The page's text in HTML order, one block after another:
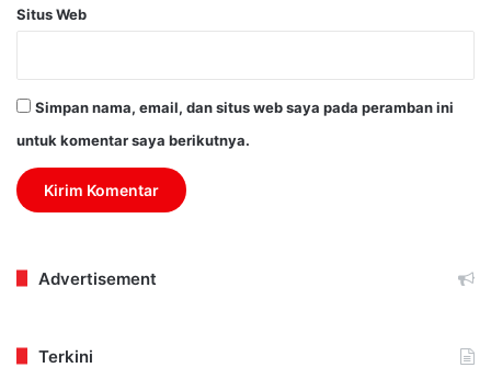
Situs Web
Simpan nama, email, dan situs web saya pada peramban ini
untuk komentar saya berikutnya.
Advertisement
Terkini